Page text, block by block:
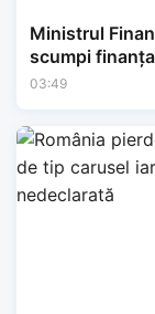
Ministrul
scumpi
03:49